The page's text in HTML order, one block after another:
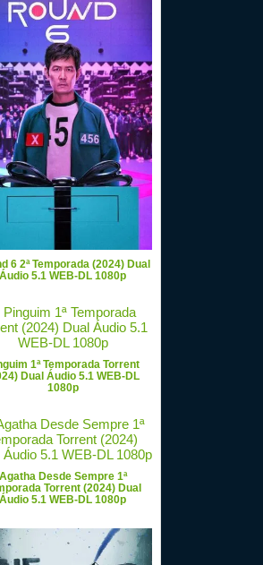
6 2ª Temporada (2024) Dual
Áudio 5.1 WEB-DL 1080p
1ª Temporada Torrent
Dual Áudio 5.1 WEB-DL
1080p
Agatha Desde Sempre 1ª
Torrent (2024) Dual
Áudio 5.1 WEB-DL 1080p